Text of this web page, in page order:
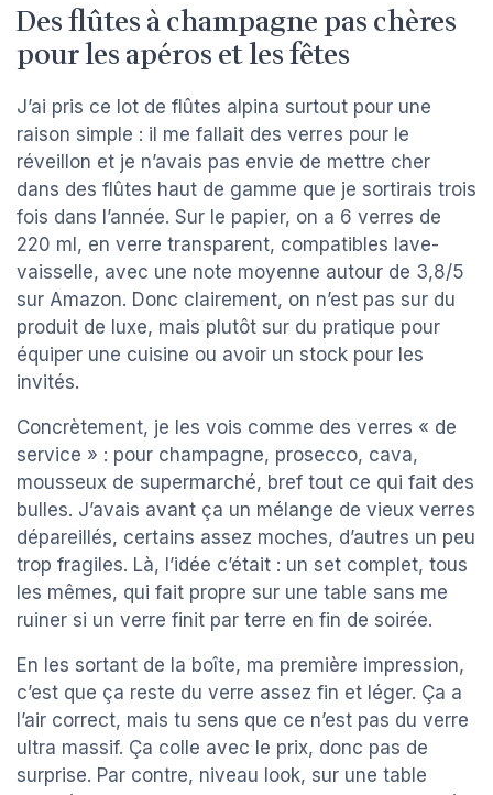
Des flûtes à champagne pas chères
pour les apéros et les fêtes
J’ai pris ce lot de flûtes alpina surtout pour une
raison simple : il me fallait des verres pour le
réveillon et je n’avais pas envie de mettre cher
dans des flûtes haut de gamme que je sortirais trois
fois dans l’année. Sur le papier, on a 6 verres de
220 ml, en verre transparent, compatibles lave-
vaisselle, avec une note moyenne autour de 3,8/5
sur Amazon. Donc clairement, on n’est pas sur du
produit de luxe, mais plutôt sur du pratique pour
équiper une cuisine ou avoir un stock pour les
invités.
Concrètement, je les vois comme des verres « de
service » : pour champagne, prosecco, cava,
mousseux de supermarché, bref tout ce qui fait des
bulles. J’avais avant ça un mélange de vieux verres
dépareillés, certains assez moches, d’autres un peu
trop fragiles. Là, l’idée c’était : un set complet, tous
les mêmes, qui fait propre sur une table sans me
ruiner si un verre finit par terre en fin de soirée.
En les sortant de la boîte, ma première impression,
c’est que ça reste du verre assez fin et léger. Ça a
l’air correct, mais tu sens que ce n’est pas du verre
ultra massif. Ça colle avec le prix, donc pas de
surprise. Par contre, niveau look, sur une table